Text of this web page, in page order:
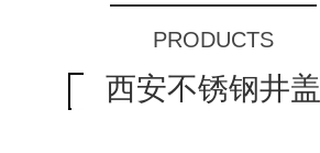
PRODUCTS
西安不锈钢井盖